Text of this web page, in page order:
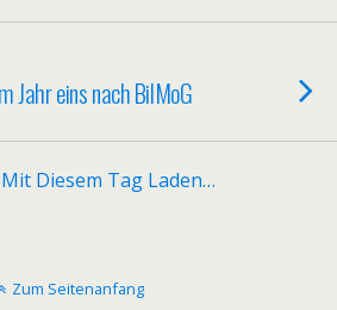
Jahr eins nach BilMoG
Diesem Tag Laden…
Zum Seitenanfang